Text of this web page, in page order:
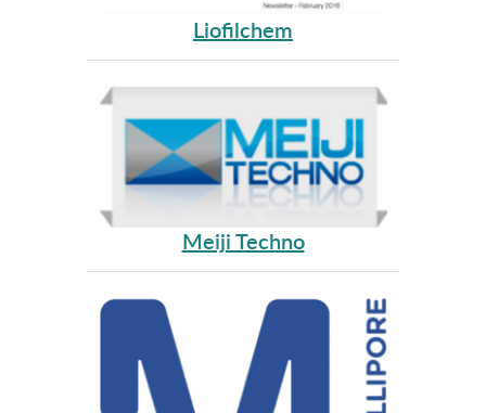
Liofilchem
Meiji Techno